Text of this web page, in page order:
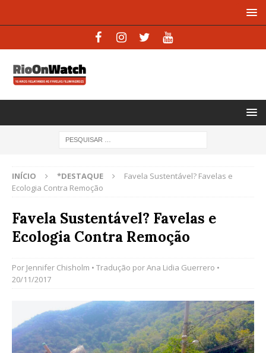
INÍCIO *DESTAQUE
Favela Sustentável? Favelas e
Ecologia Contra Remoção
Favela Sustentável? Favelas e
Ecologia Contra Remoção
Por Jennifer Chisholm • Tradução porAna Lidia Guerrero •
20/11/2017